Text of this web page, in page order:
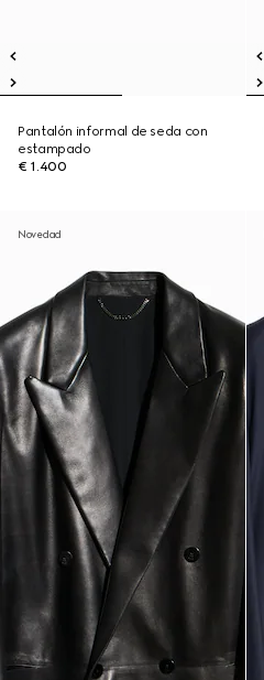
Pantalón informal de seda con
estampado
€ 1.400
Novedad